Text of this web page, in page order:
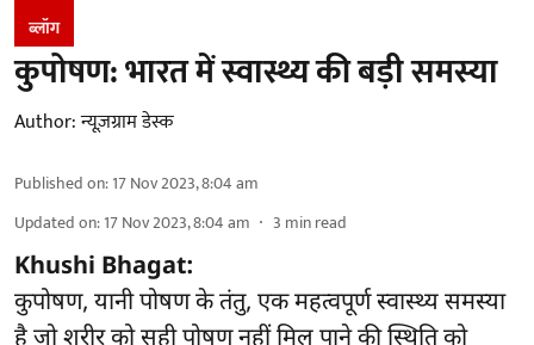
ब्लॉग
कुपोषण: भारत में स्वास्थ्य की बड़ी समस्या
Author:न्यूज़ग्राम डेस्क
Published on:17 Nov 2023, 8:04 am
Updated on:17 Nov 2023, 8:04 am 3 min read
Khushi Bhagat:
कुपोषण, यानी पोषण के तंतु, एक महत्वपूर्ण स्वास्थ्य समस्या